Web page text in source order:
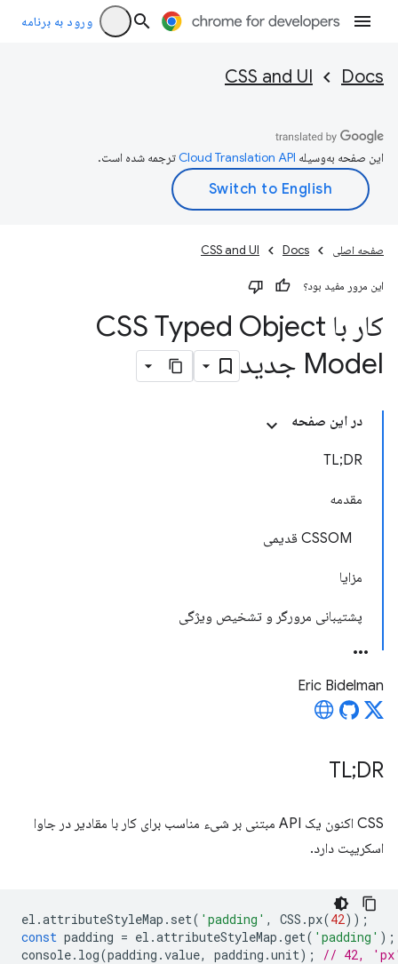
ورود به برنامه
Docs
CSS and UI
این صفحه به‌وسیله ترجمه شده است.
صفحه اصلی Docs
CSS and UI
این مرور مفید بود؟
کار با CSS Typed Object
Model جدید
در این صفحه
TL;DR
مقدمه
CSSOM قدیمی
مزایا
پشتیبانی مرورگر و تشخیص ویژگی
Eric Bidelman
TL;DR
CSS اکنون یک API مبتنی بر شیء مناسب برای کار با مقادیر در جاوا
اسکریپت دارد.
el .attributeStyleMap . set( 'padding' , CSS .px(42));
const padding = el .attributeStyleMap .get( 'padding' );
console. log(padding .value, padding .unit); // 42,